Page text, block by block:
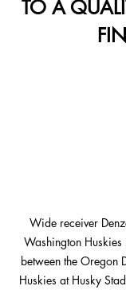
TO A
Wide receiver
Washington
between the Oregon
Huskies at Husky